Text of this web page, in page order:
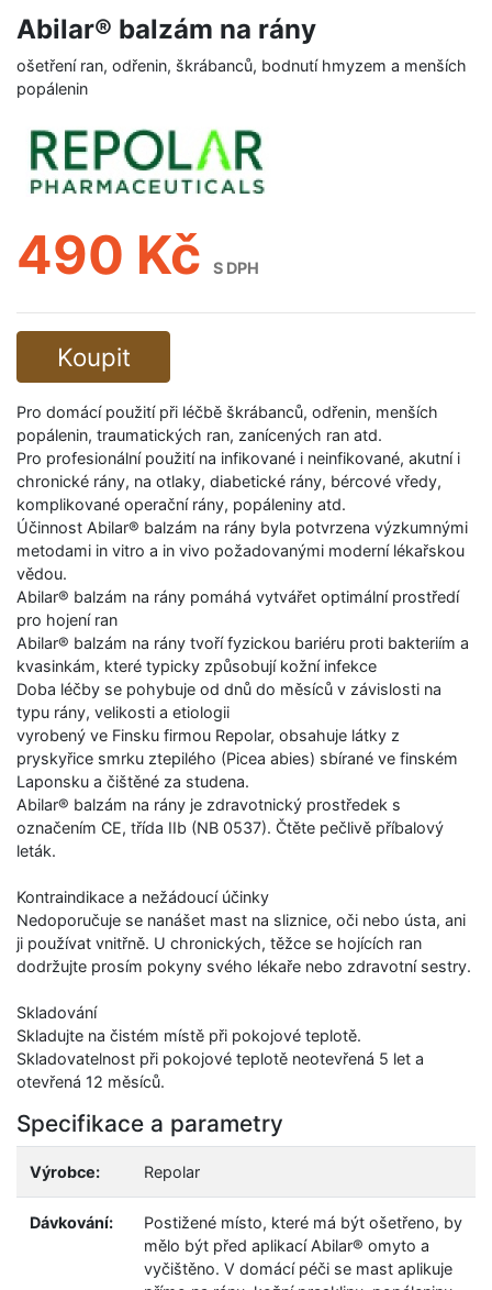
Abilar® balzám na rány
ošetření ran, odřenin, škrábanců, bodnutí hmyzem a menších
popálenin
490 Kč S DPH
Koupit
Pro domácí použití při léčbě škrábanců, odřenin, menších
popálenin, traumatických ran, zanícených ran atd.
Pro profesionální použití na infikované i neinfikované, akutní i
chronické rány, na otlaky, diabetické rány, bércové vředy,
komplikované operační rány, popáleniny atd.
Účinnost Abilar® balzám na rány byla potvrzena výzkumnými
metodami in vitro a in vivo požadovanými moderní lékařskou
vědou.
Abilar® balzám na rány pomáhá vytvářet optimální prostředí
pro hojení ran
Abilar® balzám na rány tvoří fyzickou bariéru proti bakteriím a
kvasinkám, které typicky způsobují kožní infekce
Doba léčby se pohybuje od dnů do měsíců v závislosti na
typu rány, velikosti a etiologii
vyrobený ve Finsku firmou Repolar, obsahuje látky z
pryskyřice smrku ztepilého (Picea abies) sbírané ve finském
Laponsku a čištěné za studena.
Abilar® balzám na rány je zdravotnický prostředek s
označením CE, třída IIb (NB 0537). Čtěte pečlivě příbalový
leták.
Kontraindikace a nežádoucí účinky
Nedoporučuje se nanášet mast na sliznice, oči nebo ústa, ani
ji používat vnitřně. U chronických, těžce se hojících ran
dodržujte prosím pokyny svého lékaře nebo zdravotní sestry.
Skladování
Skladujte na čistém místě při pokojové teplotě.
Skladovatelnost při pokojové teplotě neotevřená 5 let a
otevřená 12 měsíců.
Specifikace a parametry
Výrobce: Repolar
Dávkování:
Postižené místo, které má být ošetřeno, by
mělo být před aplikací Abilar® omyto a
vyčištěno. V domácí péči se mast aplikuje